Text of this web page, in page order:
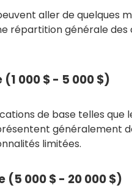
aller de quelques
répartition générale
000 $ - 5 000 $)
de base telles
généralement
limitées.
(5 000 $ - 20 000 $)